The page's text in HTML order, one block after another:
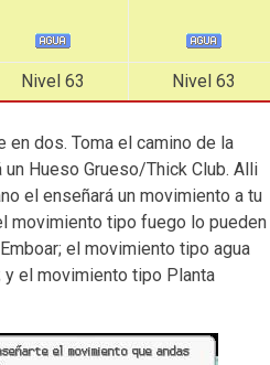
Nivel 63 Nivel 63
en dos. Toma el camino de la
Hueso Grueso/Thick Club. Alli
el enseñará un movimiento a tu
movimiento tipo fuego lo pueden
el movimiento tipo agua
y el movimiento tipo Planta